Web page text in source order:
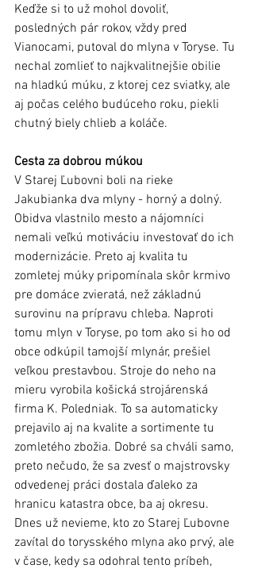
Keďže si to už mohol dovoliť,
posledných pár rokov, vždy pred
Vianocami, putoval do mlyna v Toryse. Tu
nechal zomlieť to najkvalitnejšie obilie
na hladkú múku, z ktorej cez sviatky, ale
aj počas celého budúceho roku, piekli
chutný biely chlieb a koláče.
Cesta za dobrou múkou
V Starej Ľubovni boli na rieke
Jakubianka dva mlyny - horný a dolný.
Obidva vlastnilo mesto a nájomníci
nemali veľkú motiváciu investovať do ich
modernizácie. Preto aj kvalita tu
zomletej múky pripomínala skôr krmivo
pre domáce zvieratá, než základnú
surovinu na prípravu chleba. Naproti
tomu mlyn v Toryse, po tom ako si ho od
obce odkúpil tamojší mlynár, prešiel
veľkou prestavbou. Stroje do neho na
mieru vyrobila košická strojárenská
firma K. Poledniak. To sa automaticky
prejavilo aj na kvalite a sortimente tu
zomletého zbožia. Dobré sa chváli samo,
preto nečudo, že sa zvesť o majstrovsky
odvedenej práci dostala ďaleko za
hranicu katastra obce, ba aj okresu.
Dnes už nevieme, kto zo Starej Ľubovne
zavítal do torysského mlyna ako prvý, ale
v čase, kedy sa odohral tento príbeh,